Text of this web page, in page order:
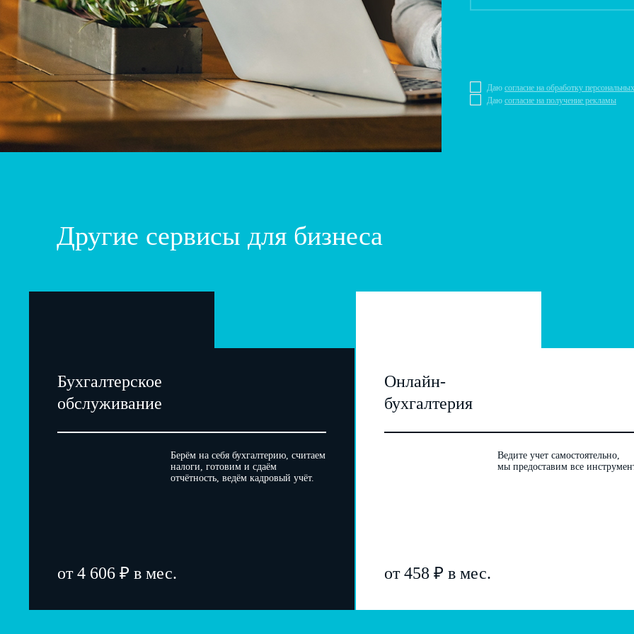
Даю согласие на обработку
Даю согласие на получение рекламы
Другие сервисы для бизнеса
Бухгалтерское
обслуживание
Берём на себя бухгалтерию, считаем
налоги, готовим и сдаём
отчётность, ведём кадровый учёт.
от 4 606 ₽ в мес.
Онлайн-
бухгалтерия
Ведите учет самостоятельно,
мы предоставим все
от 458 ₽ в мес.